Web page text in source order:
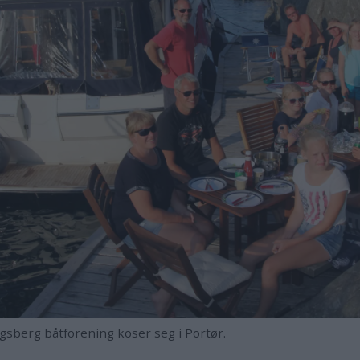
båtforening koser seg i Portør.